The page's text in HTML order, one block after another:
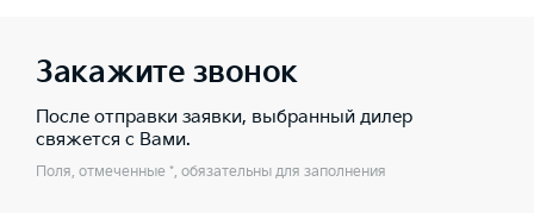
Закажите звонок
После отправки заявки, выбранный дилер
свяжется с Вами.
Поля, отмеченные *, обязательны для заполнения